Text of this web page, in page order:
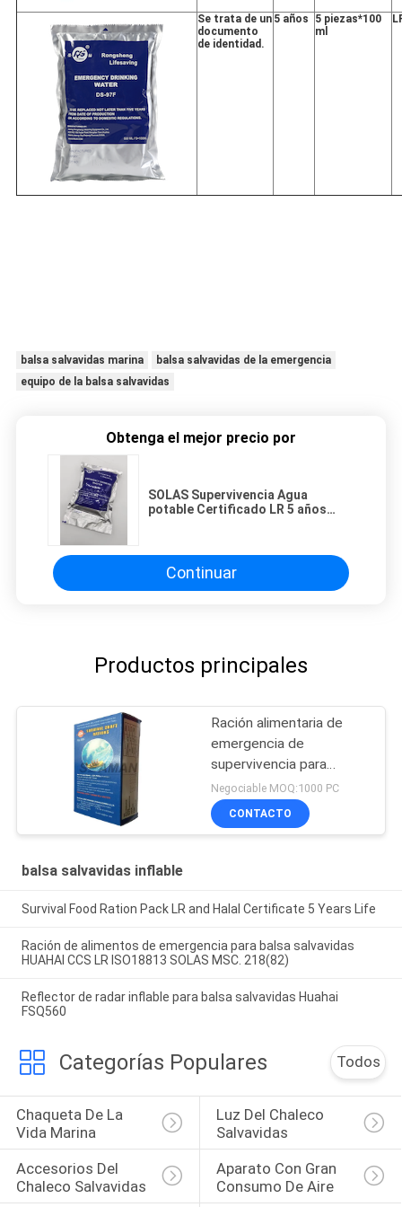
Se trata de un
documento
de identidad.
5 años
5 piezas*100
ml
balsa salvavidas marina
balsa salvavidas de la emergencia
equipo de la balsa salvavidas
Obtenga el mejor precio por
SOLAS Supervivencia Agua
potable Certificado LR 5 años
Continuar
Productos principales
Ración alimentaria de
emergencia de
supervivencia para
balsas de rescate
inflables
Negociable MOQ:1000 PC
CONTACTO
balsa salvavidas inflable
Survival Food Ration Pack LR and Halal Certificate 5 Years Life
Ración de alimentos de emergencia para balsa salvavidas
HUAHAI CCS LR ISO18813 SOLAS MSC. 218(82)
Reflector de radar inflable para balsa salvavidas Huahai
FSQ560
Categorías Populares Todos
Chaqueta De La
Vida Marina
Luz Del Chaleco
Salvavidas
Accesorios Del
Chaleco Salvavidas
Aparato Con Gran
Consumo De Aire